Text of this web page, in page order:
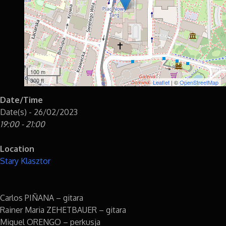
100 m
300 ft
Leaflet | ©OpenStreetMap
Date/Time
Date(s) - 26/02/2023
19:00 - 21:00
Location
Stary Klasztor
Carlos PIÑANA – gitara
Rainer Maria ZEHETBAUER – gitara
Miguel ORENGO – perkusja